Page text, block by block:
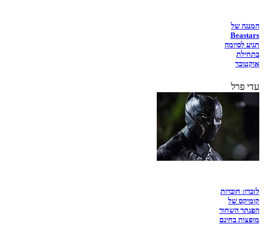
המנגה של
Beastars
תגיע לסיומה
בתחילת
אוקטובר
עדי פרל
לזכרו: חוברות
קומיקס של
הפנתר השחור
מופצות בחינם